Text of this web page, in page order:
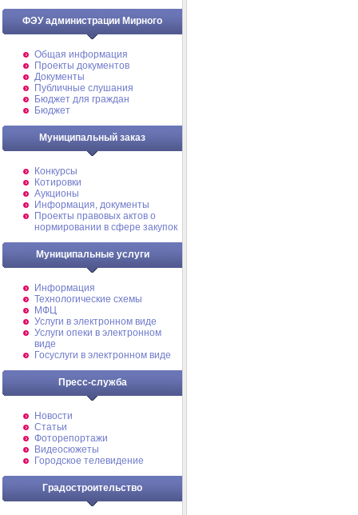
ФЭУ администрации Мирного
Общая информация
Проекты документов
Документы
Публичные слушания
Бюджет для граждан
Бюджет
Муниципальный заказ
Конкурсы
Котировки
Аукционы
Информация, документы
Проекты правовых актов о
нормировании в сфере закупок
Муниципальные услуги
Информация
Технологические схемы
МФЦ
Услуги в электронном виде
Услуги опеки в электронном
виде
Госуслуги в электронном виде
Пресс-служба
Новости
Статьи
Фоторепортажи
Видеосюжеты
Городское телевидение
Градостроительство